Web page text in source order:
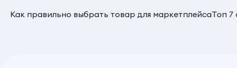
Как правильно выбрать товар для маркетплейсаТоп 7